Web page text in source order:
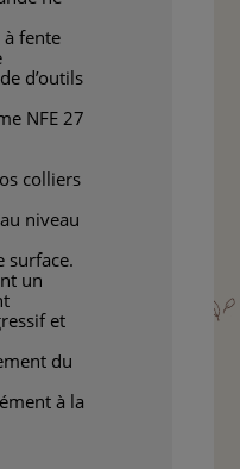
à fente
d’outils
NFE 27
colliers
niveau
surface.
un
et
du
à la